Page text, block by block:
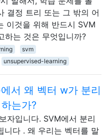
결정 트리 또는 그 밖의 어
이것을 위해 반드시 SVM
하는 것은 무엇입니까?
svm
unsupervised-learning
서 왜 벡터 w가 분리
는가?
자입니다. SVM에서 분리
니다 . 왜 우리는 벡터를 말